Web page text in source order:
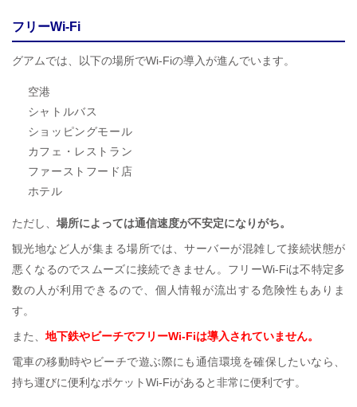
フリーWi-Fi
グアムでは、以下の場所でWi-Fiの導入が進んでいます。
空港
シャトルバス
ショッピングモール
カフェ・レストラン
ファーストフード店
ホテル
ただし、 場所によっては通信速度が不安定になりがち。
観光地など人が集まる場所では、サーバーが混雑して接続状態が
悪くなるのでスムーズに接続できません。フリーWi-Fiは不特定多
数の人が利用できるので、個人情報が流出する危険性もありま
す。
また、 地下鉄やビーチでフリーWi-Fiは導入されていません。
電車の移動時やビーチで遊ぶ際にも通信環境を確保したいなら、
持ち運びに便利なポケットWi-Fiがあると非常に便利です。